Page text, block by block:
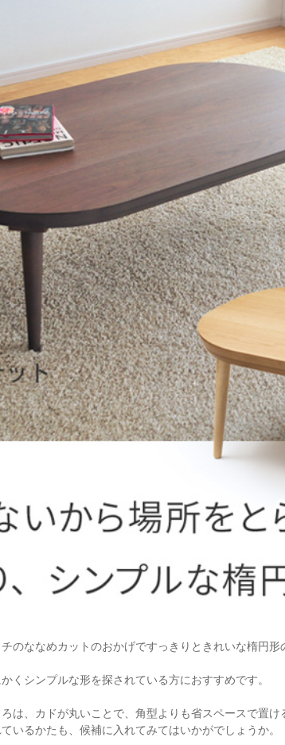
のななめカットのおかげですっきりときれいな楕円形
くシンプルな形を探されている方におすすめです。
は、カドが丸いことで、角型よりも省スペースで置け
いるかたも、候補に入れてみてはいかがでしょうか。